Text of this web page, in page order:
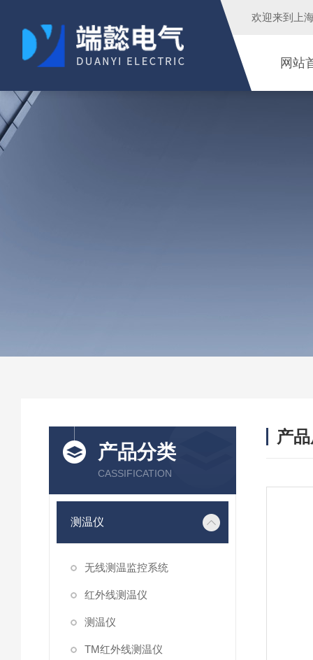
欢迎来到 上
网站
产品分类
CASSIFICATION
测温仪
无线测温监控系统
红外线测温仪
测温仪
TM红外线测温仪
产